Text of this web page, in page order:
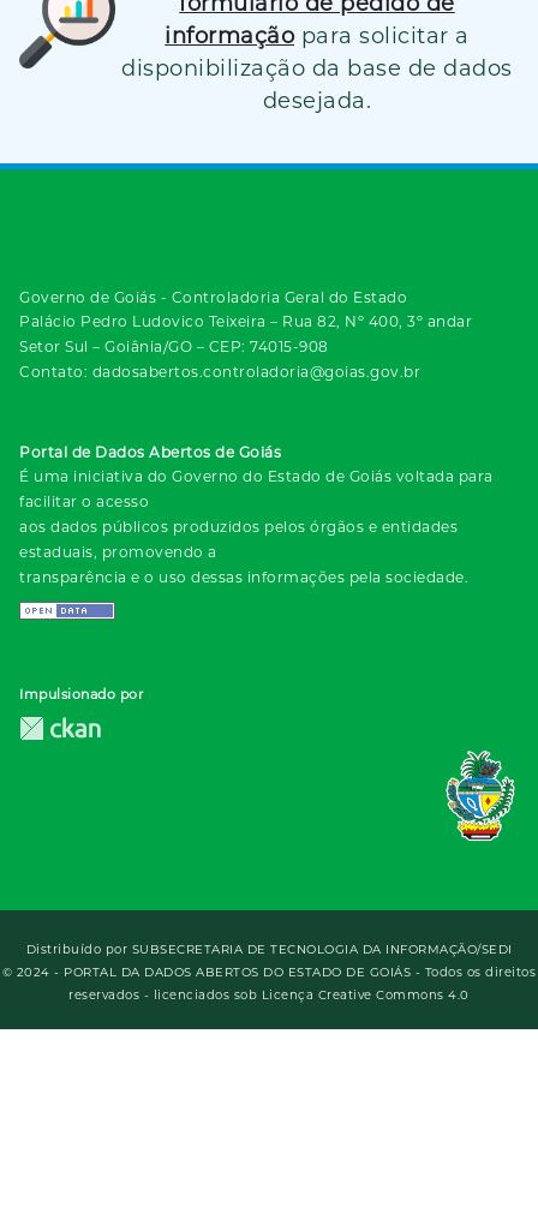
informação para solicitar a
disponibilização da base de dados
desejada.
Governo de Goiás - Controladoria Geral do Estado
Palácio Pedro Ludovico Teixeira – Rua 82, Nº 400, 3º andar
Setor Sul – Goiânia/GO – CEP: 74015-908
Contato: dadosabertos.controladoria@goias.gov.br
Portal de Dados Abertos de Goiás
É uma iniciativa do Governo do Estado de Goiás voltada para
facilitar o acesso
aos dados públicos produzidos pelos órgãos e entidades
estaduais, promovendo a
transparência e o uso dessas informações pela sociedade.
Impulsionado por
Distribuído por SUBSECRETARIA DE TECNOLOGIA DA INFORMAÇÃO/SEDI
© 2024 - PORTAL DA DADOS ABERTOS DO ESTADO DE GOIÁS - Todos os direitos
reservados - licenciados sob Licença Creative Commons 4.0